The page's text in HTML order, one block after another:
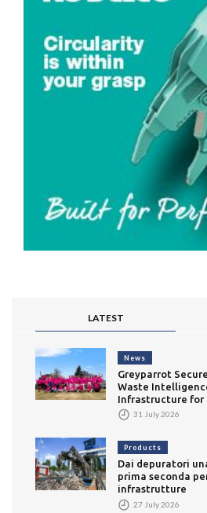
LATEST
News
Greyparrot
Waste
Infrastructure for
31 July 2026
Products
Dai depuratori
prima seconda
infrastrutture
27 July 2026